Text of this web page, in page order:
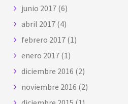
junio 2017 (6)
abril 2017 (4)
febrero 2017 (1)
enero 2017 (1)
diciembre 2016 (2)
noviembre 2016 (2)